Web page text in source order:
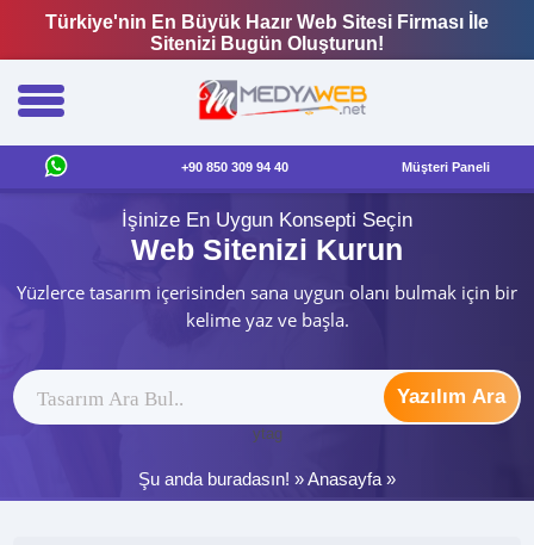
Türkiye'nin En Büyük Hazır Web Sitesi Firması İle
Sitenizi Bugün Oluşturun!
+90 850 309 94 40 Müşteri Paneli
İşinize En Uygun Konsepti Seçin
Web Sitenizi Kurun
Yüzlerce tasarım içerisinden sana uygun olanı bulmak için bir
kelime yaz ve başla.
Yazılım Ara
ytag
Şu anda buradasın! »Anasayfa »